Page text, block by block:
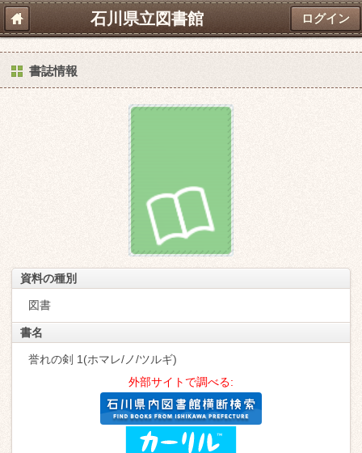
石川県立図書館 ログイン
書誌情報
資料の種別
図書
書名
誉れの剣 1(ホマレ/ノ/ツルギ)
外部サイトで調べる: